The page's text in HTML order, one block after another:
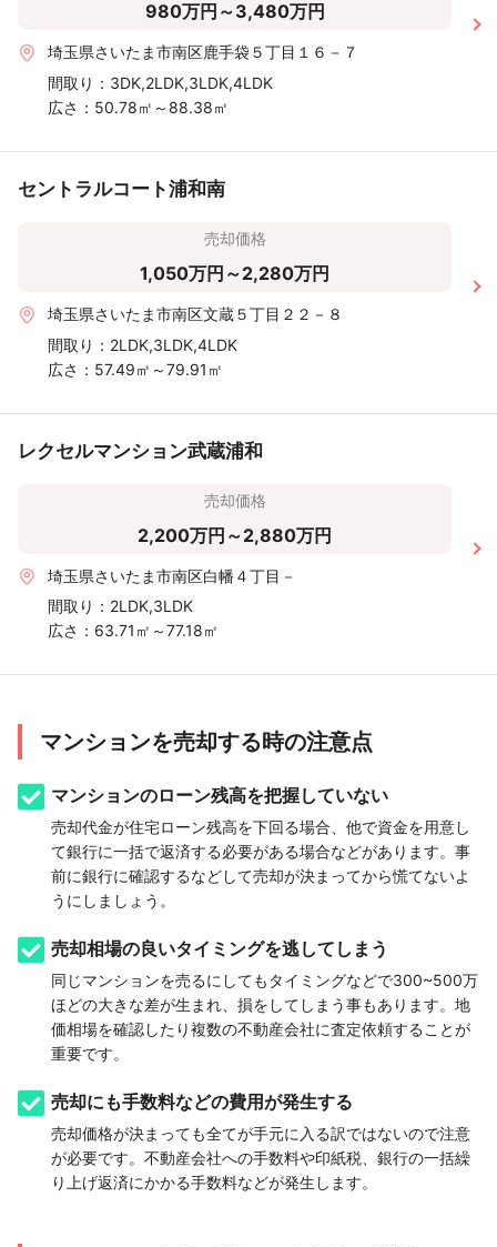
980万円～3,480万円
埼玉県さいたま市南区鹿手袋５丁目１６－７
間取り： 3DK,2LDK,3LDK,4LDK
広さ： 50.78㎡～88.38㎡
セントラルコート浦和南
売却価格
1,050万円～2,280万円
埼玉県さいたま市南区文蔵５丁目２２－８
間取り： 2LDK,3LDK,4LDK
広さ： 57.49㎡～79.91㎡
レクセルマンション武蔵浦和
売却価格
2,200万円～2,880万円
埼玉県さいたま市南区白幡４丁目－
間取り： 2LDK,3LDK
広さ： 63.71㎡～77.18㎡
マンションを売却する時の注意点
マンションのローン残高を把握していない
売却代金が住宅ローン残高を下回る場合、他で資金を用意し
て銀行に一括で返済する必要がある場合などがあります。事
前に銀行に確認するなどして売却が決まってから慌てないよ
うにしましょう。
売却相場の良いタイミングを逃してしまう
同じマンションを売るにしてもタイミングなどで300~500万
ほどの大きな差が生まれ、損をしてしまう事もあります。地
価相場を確認したり複数の不動産会社に査定依頼することが
重要です。
売却にも手数料などの費用が発生する
売却価格が決まっても全てが手元に入る訳ではないので注意
が必要です。不動産会社への手数料や印紙税、銀行の一括繰
り上げ返済にかかる手数料などが発生します。